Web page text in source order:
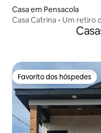
Casa em Pensacola
Casa Catrina • Um retiro
Favorito dos hóspedes
Favorito dos hóspedes